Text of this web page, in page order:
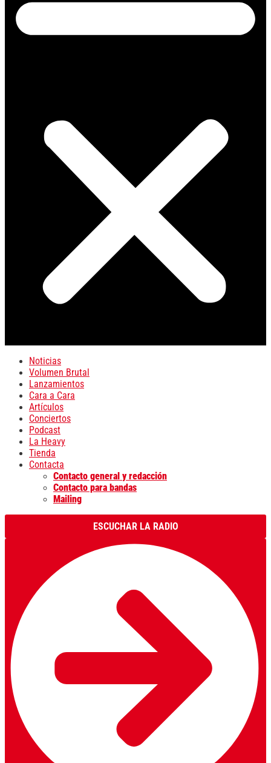
Noticias
Volumen Brutal
Lanzamientos
Cara a Cara
Artículos
Conciertos
Podcast
La Heavy
Tienda
Contacta
Contacto general y redacción
Contacto para bandas
Mailing
ESCUCHAR LA RADIO